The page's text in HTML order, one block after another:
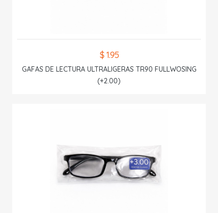
$ 1.95
GAFAS DE LECTURA ULTRALIGERAS TR90 FULLWOSING
(+2.00)